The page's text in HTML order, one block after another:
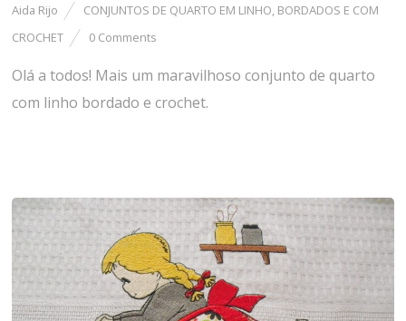
Aida Rijo
CONJUNTOS DE QUARTO EM LINHO, BORDADOS E COM
CROCHET
0 Comments
Olá a todos! Mais um maravilhoso conjunto de quarto
com linho bordado e crochet.